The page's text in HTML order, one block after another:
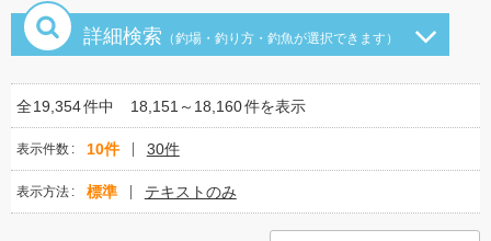
詳細検索 （釣場・釣り方・釣魚が選択できます）
全19,354件中 18,151～18,160件を表示
表示件数 10件 30件
表示方法 標準 テキストのみ